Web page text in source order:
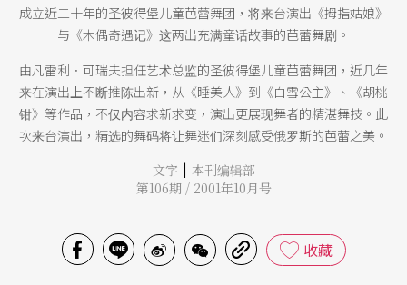
成立近二十年的圣彼得堡儿童芭蕾舞团，将来台演出《拇指姑娘》
与《木偶奇遇记》这两出充满童话故事的芭蕾舞剧。
由凡雷利．可瑞夫担任艺术总监的圣彼得堡儿童芭蕾舞团，近几年
来在演出上不断推陈出新，从《睡美人》到《白雪公主》、《胡桃
钳》等作品，不仅内容求新求变，演出更展现舞者的精湛舞技。此
次来台演出，精选的舞码将让舞迷们深刻感受俄罗斯的芭蕾之美。
文字 | 本刊编辑部
第106期 / 2001年10月号
收藏